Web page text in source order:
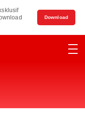
Download